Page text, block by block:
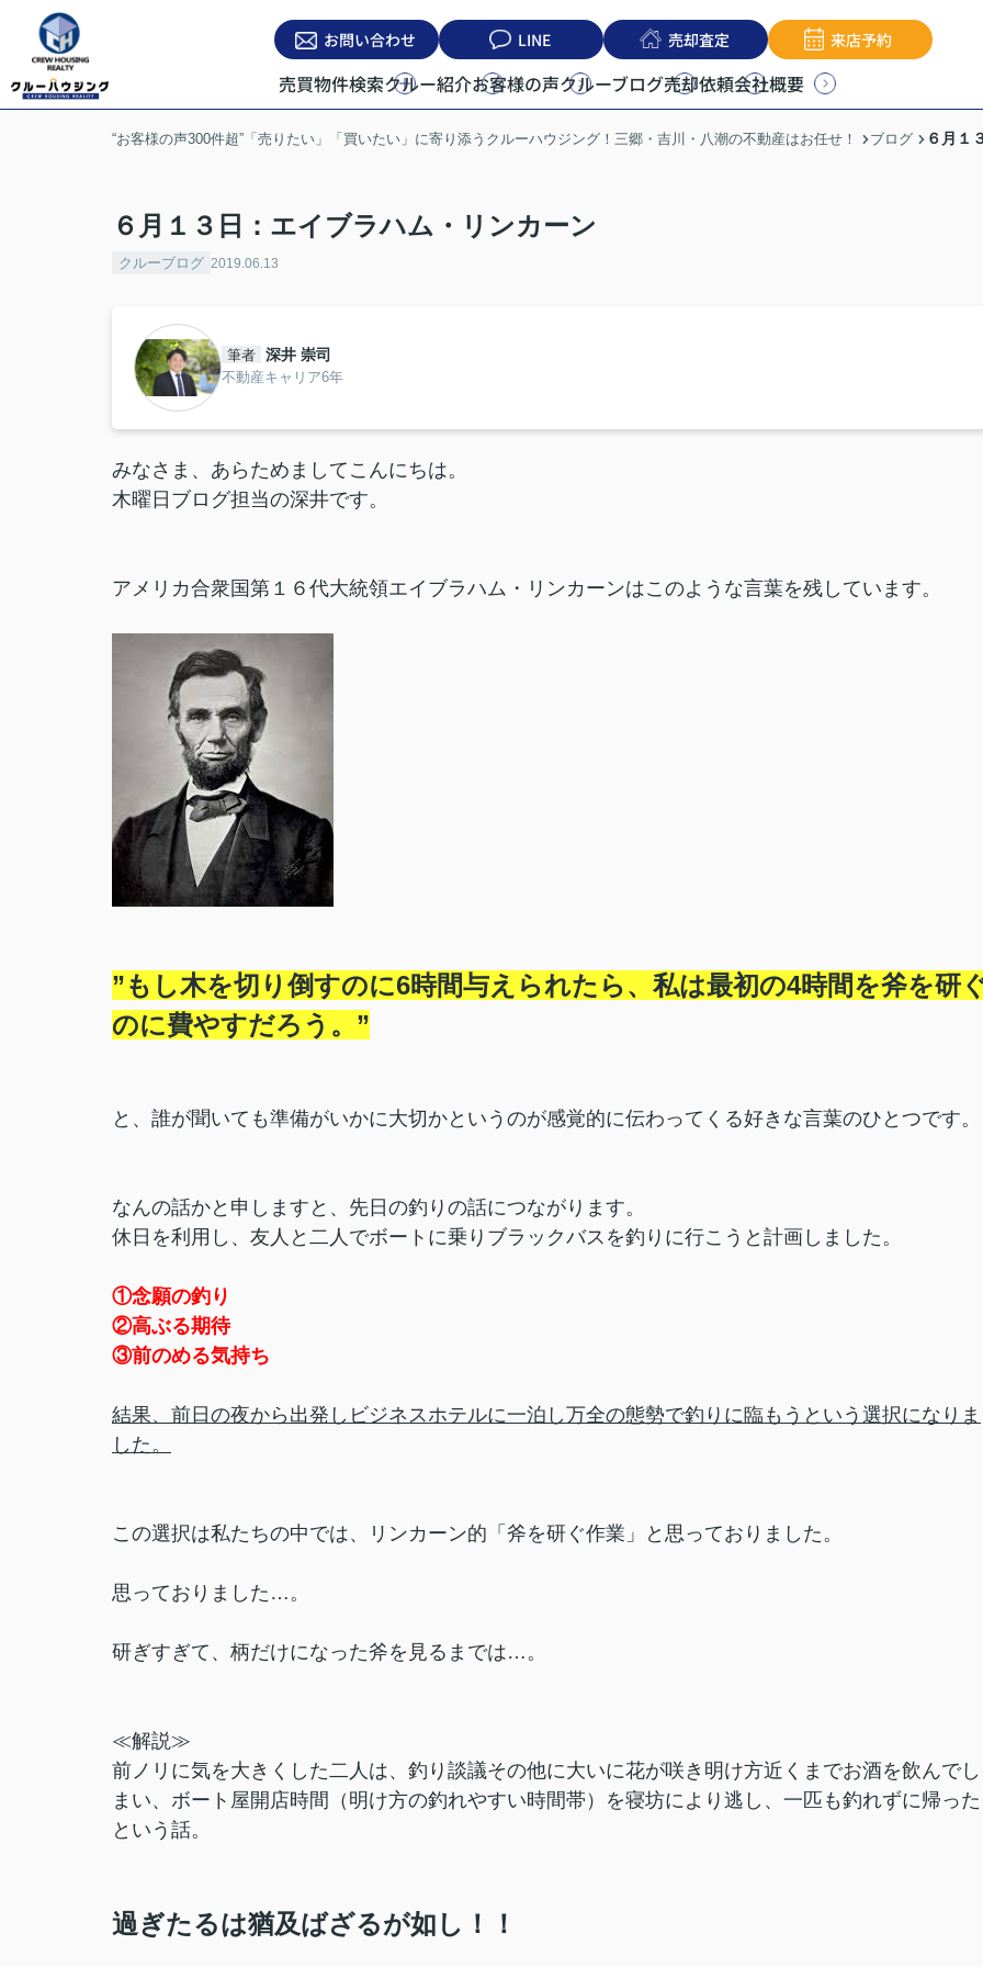
お問い合わせ LINE 売却査定 来店予約
売買物件検索クルー紹介お客様の声クルーブログ売却依頼会社概要
“お客様の声300件超”「売りたい」「買いたい」に寄り添うクルーハウジング！三郷・吉川・八潮の不動産はお任せ！ ブログ ６月１
６月１３日：エイブラハム・リンカーン
クルーブログ 2019.06.13
筆者 深井 崇司
不動産キャリア6年
みなさま、あらためましてこんにちは。
木曜日ブログ担当の深井です。
アメリカ合衆国第１６代大統領エイブラハム・リンカーンはこのような言葉を残しています。
”もし木を切り倒すのに6時間与えられたら、私は最初の4時間を斧を研
のに費やすだろう。”
と、誰が聞いても準備がいかに大切かというのが感覚的に伝わってくる好きな言葉のひとつです。
なんの話かと申しますと、先日の釣りの話につながります。
休日を利用し、友人と二人でボートに乗りブラックバスを釣りに行こうと計画しました。
①念願の釣り
②高ぶる期待
③前のめる気持ち
結果、前日の夜から出発しビジネスホテルに一泊し万全の態勢で釣りに臨もうという選択になりま
した。
この選択は私たちの中では、リンカーン的「斧を研ぐ作業」と思っておりました。
思っておりました…。
研ぎすぎて、柄だけになった斧を見るまでは…。
≪解説≫
前ノリに気を大きくした二人は、釣り談議その他に大いに花が咲き明け方近くまでお酒を飲んでし
まい、ボート屋開店時間（明け方の釣れやすい時間帯）を寝坊により逃し、一匹も釣れずに帰った
という話。
過ぎたるは猶及ばざるが如し！！